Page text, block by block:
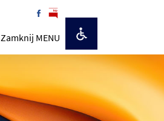
Zamknij MENU